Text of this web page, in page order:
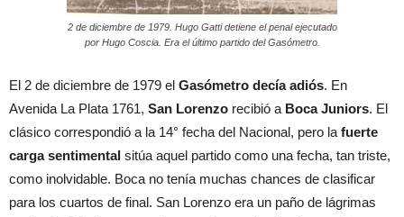
2 de diciembre de 1979. Hugo Gatti detiene el penal ejecutado
por Hugo Coscia. Era el último partido del Gasómetro.
El 2 de diciembre de 1979 el Gasómetro decía adiós. En
Avenida La Plata 1761, San Lorenzo recibió a Boca Juniors. El
clásico correspondió a la 14° fecha del Nacional, pero la fuerte
carga sentimental sitúa aquel partido como una fecha, tan triste,
como inolvidable. Boca no tenía muchas chances de clasificar
para los cuartos de final. San Lorenzo era un paño de lágrimas